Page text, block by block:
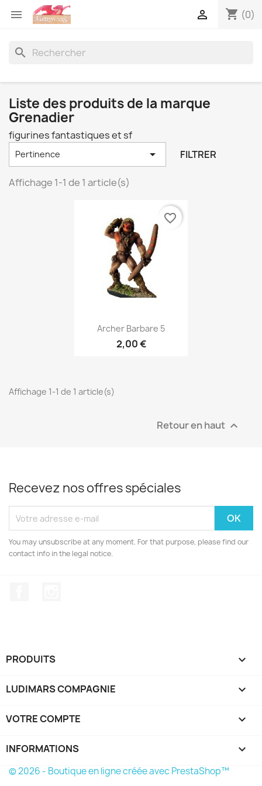
 shopping_cart (0)

search
Liste des produits de la marque
Grenadier
figurines fantastiques et sf
Pertinence  FILTRER
Affichage 1-1 de 1 article(s)
Aperçu rapide
Archer Barbare 5
2,00 €
favorite_border
Affichage 1-1 de 1 article(s)
Retour en haut 
Recevez nos offres spéciales
You may unsubscribe at any moment. For that purpose, please find our
contact info in the legal notice.
PRODUITS 
LUDIMARS COMPAGNIE 
VOTRE COMPTE 
INFORMATIONS keyboard_arrow_down
Créer une liste d'envies
Créer une liste d'envies
© 2026 - Boutique en ligne créée avec PrestaShop™